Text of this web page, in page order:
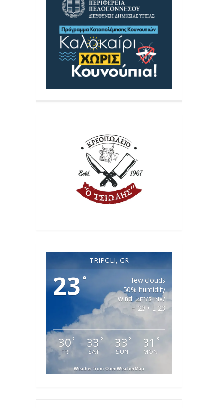
TRIPOLI, GR
23°
few clouds
50% humidity
wind: 2m/s NW
H 23 • L 23
30 °
FRI
33 °
SAT
33 °
SUN
31 °
MON
Weather from OpenWeatherMap